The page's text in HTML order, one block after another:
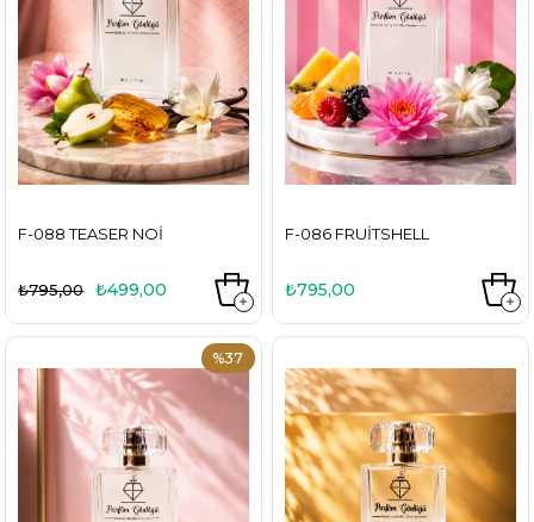
F-088 TEASER NOI
₺499,00
₺795,00
F-086 FRUITSHELL
₺795,00
%37